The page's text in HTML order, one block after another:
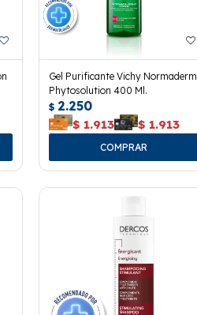
Gel Purificante Vichy Normaderm
Phytosolution 400 Ml.
$ 2.250
$ 1.913 $ 1.913